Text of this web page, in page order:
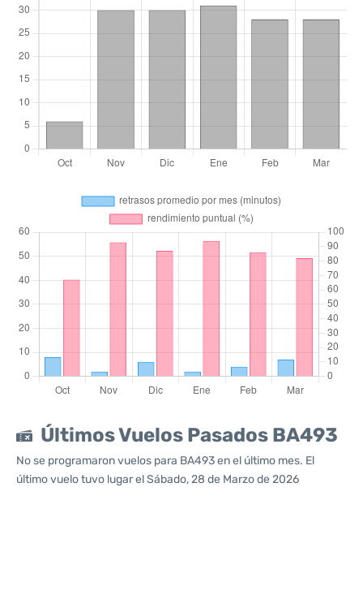
Últimos Vuelos Pasados BA493
No se programaron vuelos para BA493 en el último mes. El
último vuelo tuvo lugar el Sábado, 28 de Marzo de 2026